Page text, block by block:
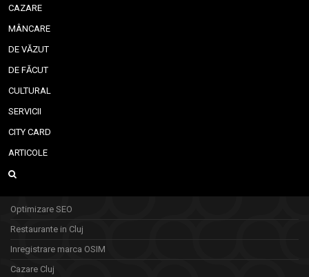
CAZARE
MÂNCARE
DE VĂZUT
DE FĂCUT
CULTURAL
SERVICII
CITY CARD
ARTICOLE
Optimizare SEO
Restaurante in Cluj
Inregistrare marca OSIM
Cazare Cluj